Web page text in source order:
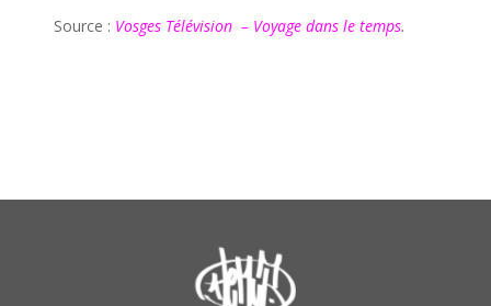
Source : Vosges Télévision – Voyage dans le temps.